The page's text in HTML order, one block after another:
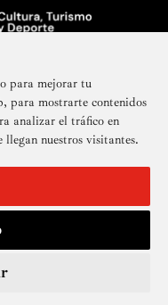
para mejorar tu
para mostrarte contenidos
analizar el tráfico en
nuestros visitantes.
newsletter
Cookies